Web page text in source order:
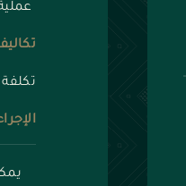
تكلفة